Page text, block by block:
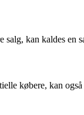
kan kaldes
købere, kan